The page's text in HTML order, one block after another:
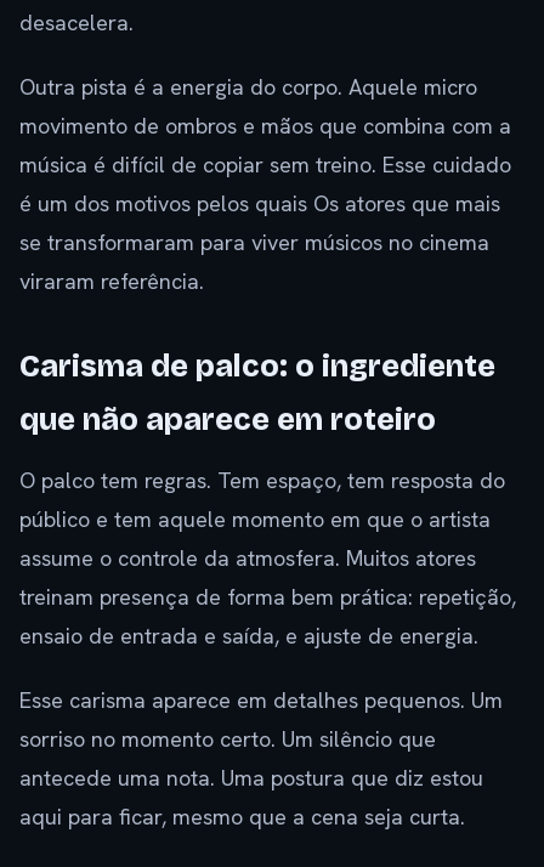
desacelera.
Outra pista é a energia do corpo. Aquele micro
movimento de ombros e mãos que combina com a
música é difícil de copiar sem treino. Esse cuidado
é um dos motivos pelos quais Os atores que mais
se transformaram para viver músicos no cinema
viraram referência.
Carisma de palco: o ingrediente
que não aparece em roteiro
O palco tem regras. Tem espaço, tem resposta do
público e tem aquele momento em que o artista
assume o controle da atmosfera. Muitos atores
treinam presença de forma bem prática: repetição,
ensaio de entrada e saída, e ajuste de energia.
Esse carisma aparece em detalhes pequenos. Um
sorriso no momento certo. Um silêncio que
antecede uma nota. Uma postura que diz estou
aqui para ficar, mesmo que a cena seja curta.